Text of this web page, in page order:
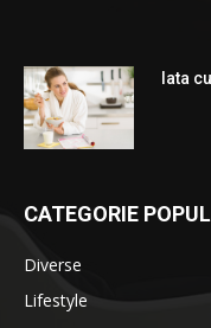
Iata
CATEGORIE
Diverse
Lifestyle